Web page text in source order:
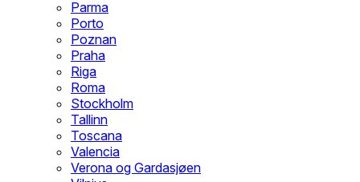
Parma
Porto
Poznan
Praha
Riga
Roma
Stockholm
Tallinn
Toscana
Valencia
Verona og Gardasjøen